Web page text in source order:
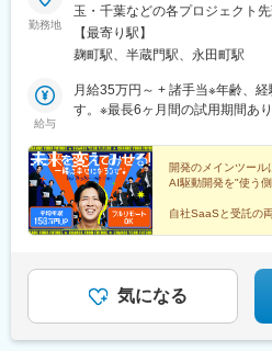
勤務地
玉・千葉などの各プロジェクト
す。◎転勤なし＆希望を考慮し
フルリモートも可能！【場所に
件に参画する選択も可能【本社
VORT麹町3 6階
【最寄り駅】
麹町駅、半蔵門駅、永田町駅
給与
月給35万円～ + 諸手当※年齢、
す。※最長6ヶ月間の試用期間あ
し、超過分は別途支給。◎全員
＋280万円！◎「搾取」を排除し
トに給与へ反映。《人生をアッ
★Aさん／26歳男性／経験2年／
UP】入社前年収360万円⇒入社
年収450万円⇒入社後年収約620
年／Java（要件定義）【約210
社後年収約840万円
開発のメインツール
AI駆動開発を"使う
自社SaaSと受託の
市場価値を上げたい
気になる